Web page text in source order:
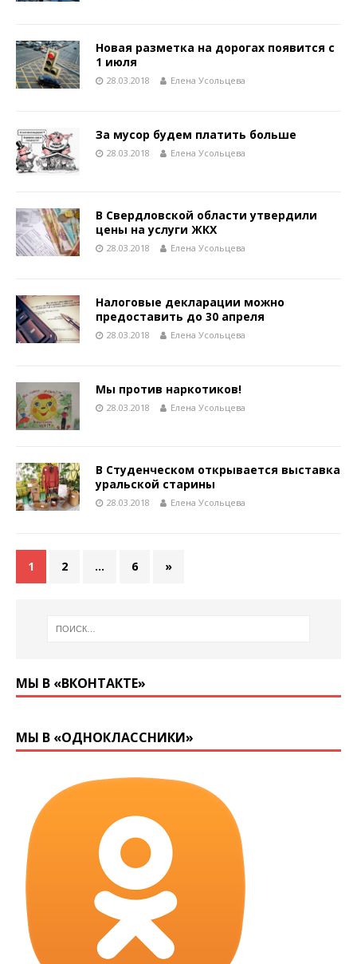
Новая разметка на дорогах появится с
1 июля
28.03.2018 Елена Усольцева
За мусор будем платить больше
28.03.2018 Елена Усольцева
В Свердловской области утвердили
цены на услуги ЖКХ
28.03.2018 Елена Усольцева
Налоговые декларации можно
предоставить до 30 апреля
28.03.2018 Елена Усольцева
Мы против наркотиков!
28.03.2018 Елена Усольцева
В Студенческом открывается выставка
уральской старины
28.03.2018 Елена Усольцева
1 2 … 6 »
МЫ В «ВКОНТАКТЕ»
МЫ В «ОДНОКЛАССНИКИ»